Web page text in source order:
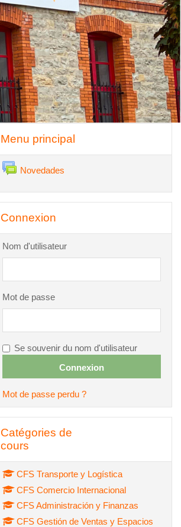
Menu principal
Novedades
Connexion
Nom d'utilisateur
Mot de passe
Se souvenir du nom d'utilisateur
Mot de passe perdu ?
Catégories de
cours
CFS Transporte y Logística
CFS Comercio Internacional
CFS Administración y Finanzas
CFS Gestión de Ventas y Espacios